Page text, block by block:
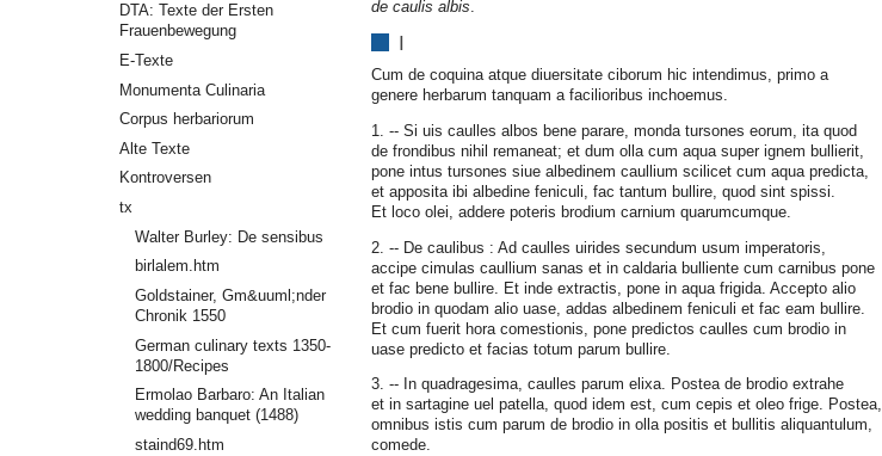
de caulis albis
I
Cum de coquina atque diuersitate ciborum hic intendimus, primo a
genere herbarum tanquam a facilioribus inchoemus.
1. -- Si uis caulles albos bene parare, monda tursones eorum, ita quod
de frondibus nihil remaneat; et dum olla cum aqua super ignem bullierit,
pone intus tursones siue albedinem caullium scilicet cum aqua predicta,
et apposita ibi albedine feniculi, fac tantum bullire, quod sint spissi.
Et loco olei, addere poteris brodium carnium quarumcumque.
2. -- De caulibus : Ad caulles uirides secundum usum imperatoris,
accipe cimulas caullium sanas et in caldaria bulliente cum carnibus pone
et fac bene bullire. Et inde extractis, pone in aqua frigida. Accepto alio
brodio in quodam alio uase, addas albedinem feniculi et fac eam bullire.
Et cum fuerit hora comestionis, pone predictos caulles cum brodio in
uase predicto et facias totum parum bullire.
3. -- In quadragesima, caulles parum elixa. Postea de brodio extrahe
et in sartagine uel patella, quod idem est, cum cepis et oleo frige. Postea,
omnibus istis cum parum de brodio in olla positis et bullitis aliquantulum,
comede.
DTA: Texte der Ersten
Frauenbewegung
E-Texte
Monumenta Culinaria
Corpus herbariorum
Alte Texte
Kontroversen
tx
Walter Burley: De sensibus
birlalem.htm
Goldstainer, Gm&uuml;nder
Chronik 1550
German culinary texts 1350-
1800/Recipes
Ermolao Barbaro: An Italian
wedding banquet (1488)
staind69.htm